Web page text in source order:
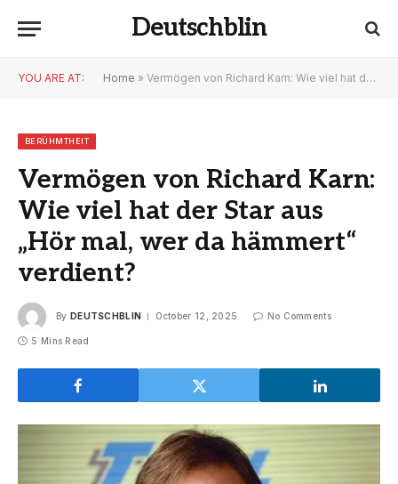
Deutschblin
YOU ARE AT: Home » Vermögen von Richard Karn: Wie viel hat der Star aus „Hör mal, wer da hämmert“ verdient?
BERÜHMTHEIT
Vermögen von Richard Karn:
Wie viel hat der Star aus
„Hör mal, wer da hämmert“
verdient?
By DEUTSCHBLIN October 12, 2025 No Comments
5 Mins Read